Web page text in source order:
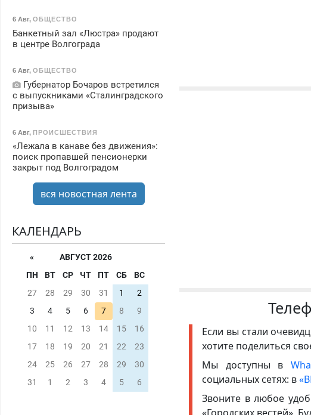
Если вы стали
хотите поделиться
Мы доступны в
социальных сетях: в
Звоните в любое
6 Авг, ОБЩЕСТВО
Банкетный зал «Люстра» продают
в центре Волгограда
6 Авг, ОБЩЕСТВО
Губернатор Бочаров встретился
с выпускниками «Сталинградского
призыва»
6 Авг, ПРОИСШЕСТВИЯ
«Лежала в канаве без движения»:
поиск пропавшей пенсионерки
закрыт под Волгоградом
вся новостная лента
КАЛЕНДАРЬ
«
АВГУСТ 2026
ПН
ВТ СР ЧТ ПТ СБ
ВС
27
28 29 30 31 1
2
3
4 5 6 7 8
9
10
11 12 13 14 15
16
17
18 19 20 21 22
23
24
25 26 27 28 29
30
31
1 2 3 4 5 6